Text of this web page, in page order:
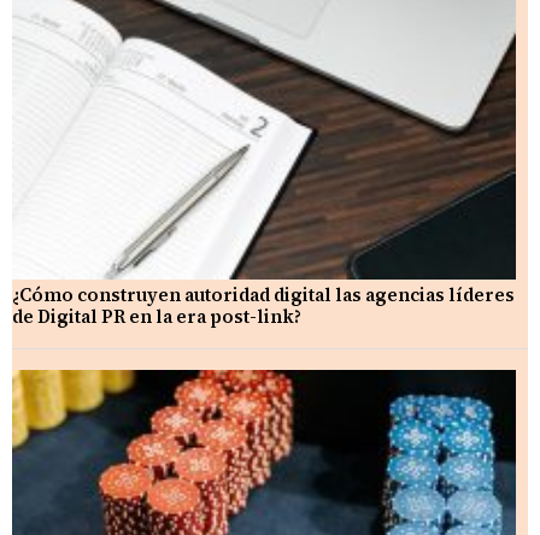
¿Cómo construyen autoridad digital las agencias líderes
de Digital PR en la era post-link?